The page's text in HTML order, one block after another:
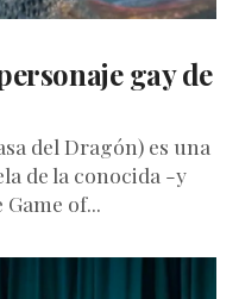
gay de
del Dragón) es una
de la conocida -y
of...